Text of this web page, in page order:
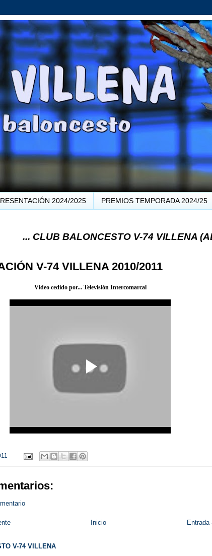
2024/2025 PREMIOS TEMPORADA 2024/25
BALONCESTO V-74 VILLENA
V-74 VILLENA 2010/2011
Video cedido por... Televisión Intercomarcal
Entrada
Inicio
V-74 VILLENA